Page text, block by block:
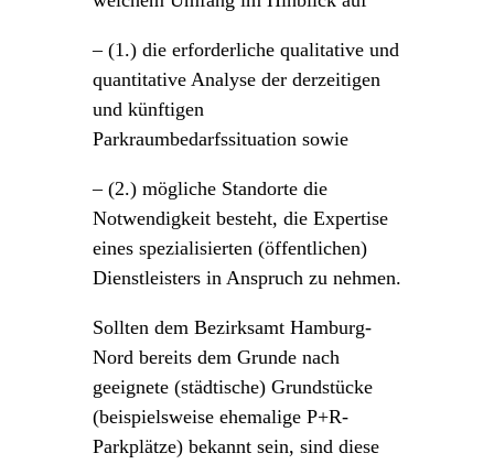
– (1.) die erforderliche qualitative und
quantitative Analyse der derzeitigen
und künftigen
Parkraumbedarfssituation sowie
– (2.) mögliche Standorte die
Notwendigkeit besteht, die Expertise
eines spezialisierten (öffentlichen)
Dienstleisters in Anspruch zu nehmen.
Sollten dem Bezirksamt Hamburg-
Nord bereits dem Grunde nach
geeignete (städtische) Grundstücke
(beispielsweise ehemalige P+R-
Parkplätze) bekannt sein, sind diese